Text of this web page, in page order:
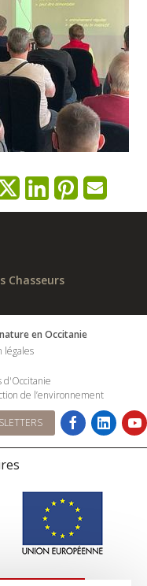
Chasseurs
en Occitanie
légales
d'Occitanie
de l’environnement